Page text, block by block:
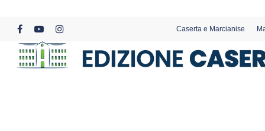
content
facebookyoutubeinstagram
Caserta e Marcianise